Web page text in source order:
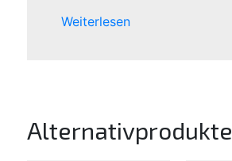
Weiterlesen
Alternativprodukte